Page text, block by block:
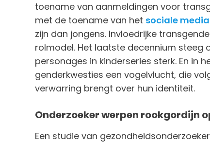
toename van aanmeldingen voor
met de toename van het sociale
zijn dan jongens. Invloedrijke
rolmodel. Het laatste decennium
personages in kinderseries sterk. En in
genderkwesties een vogelvlucht, die
verwarring brengt over hun identiteit.
Onderzoeker werpen rookgordijn
Een studie van